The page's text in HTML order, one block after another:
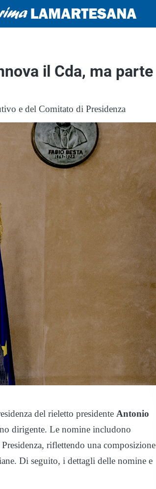
il Cda, ma parte
e del Comitato di Presidenza
del rieletto presidente Antonio
dirigente. Le nomine includono
riflettendo una composizione
Di seguito, i dettagli delle nomine e